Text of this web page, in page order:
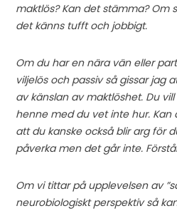
maktlös? Kan det stämma? Om
det känns tufft och jobbigt.
Om du har en nära vän eller
viljelös och passiv så gissar jag
av känslan av maktlöshet. Du
henne med du vet inte hur. Kan
att du kanske också blir arg för
påverka men det går inte.
Om vi tittar på upplevelsen av
neurobiologiskt perspektiv så